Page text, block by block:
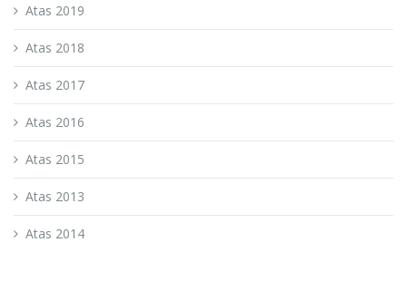
Atas 2019
Atas 2018
Atas 2017
Atas 2016
Atas 2015
Atas 2013
Atas 2014